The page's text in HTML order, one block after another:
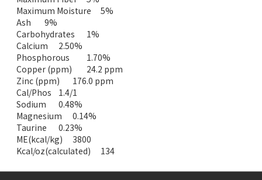
Maximum Moisture
5%
Ash
9%
Carbohydrates
1%
Calcium
2.50%
Phosphorous
1.70%
Copper (ppm)
24.2 ppm
Zinc (ppm)
176.0 ppm
Cal/Phos
1.4/1
Sodium
0.48%
Magnesium
0.14%
Taurine
0.23%
ME(kcal/kg)
3800
Kcal/oz(calculated)
134